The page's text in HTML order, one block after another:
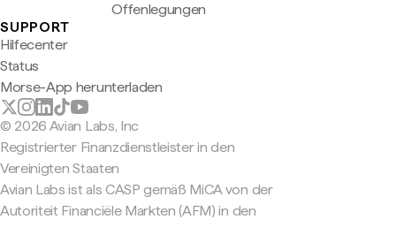
Offenlegungen
SUPPORT
Hilfecenter
Status
Morse-App herunterladen
© 2026 Avian Labs, Inc
Registrierter Finanzdienstleister in den
Vereinigten Staaten
Avian Labs ist als CASP gemäß MiCA von der
Autoriteit Financiële Markten (AFM) in den